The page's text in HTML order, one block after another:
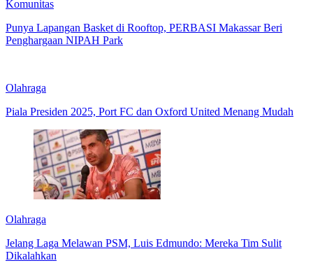
Komunitas
Punya Lapangan Basket di Rooftop, PERBASI Makassar Beri
Penghargaan NIPAH Park
Olahraga
Piala Presiden 2025, Port FC dan Oxford United Menang Mudah
Olahraga
Jelang Laga Melawan PSM, Luis Edmundo: Mereka Tim Sulit
Dikalahkan